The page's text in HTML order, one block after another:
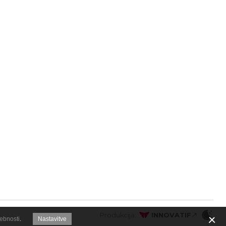
. Nastavitve